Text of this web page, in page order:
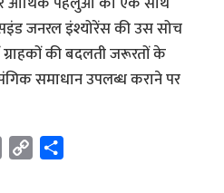
जनरल इंश्योरेंस की उस सोच
की बदलती जरूरतों के
समाधान उपलब्ध कराने पर
E
C